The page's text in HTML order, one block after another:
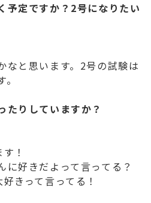
定ですか？2号になりたい
なと思います。2号の試験は
りしていますか？
！
に好きだよって言ってる？
きって言ってる！